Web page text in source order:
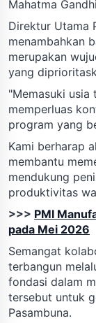
Mahatma
Direktur Utama
menambahkan
merupakan
yang
"Memasuki
memperluas
program yang
Kami berharap
membantu
mendukung
produktivitas
>>> PMI
pada Mei 2026
Semangat
terbangun
fondasi dalam
tersebut untuk
Pasambuna.